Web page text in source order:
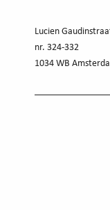
Lucien
nr. 324-332
1034 WB